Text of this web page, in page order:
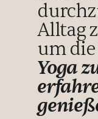
Alltag
um die
Yoga